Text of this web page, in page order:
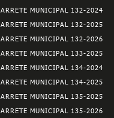
ARRETE MUNICIPAL 132-2024
ARRETE MUNICIPAL 132-2025
ARRETE MUNICIPAL 132-2026
ARRETE MUNICIPAL 133-2025
ARRETE MUNICIPAL 134-2024
ARRETE MUNICIPAL 134-2025
ARRETE MUNICIPAL 135-2025
ARRETE MUNICIPAL 135-2026